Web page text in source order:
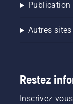
Publication
Autres
Restez
Inscrivez-